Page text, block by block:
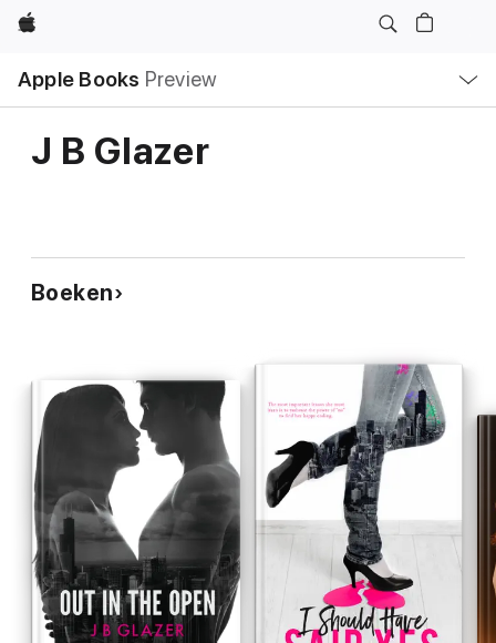
Apple
Apple Books Preview
lokaal
navigatiemenu
J B Glazer
Boeken